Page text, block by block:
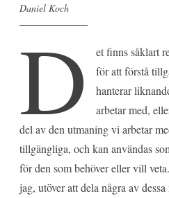
Daniel Koch
D
et finns såklart
för att förstå
hanterar
arbetar med,
del av den utmaning vi arbetar
tillgängliga, och kan användas
för den som behöver eller vill
jag, utöver att dela några av